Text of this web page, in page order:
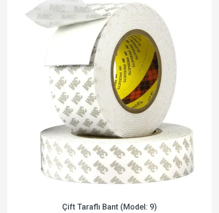
Çift Taraflı Bant (Model: 9)